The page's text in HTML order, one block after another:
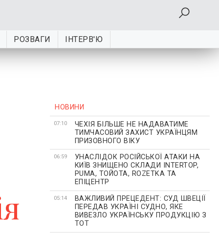
РОЗВАГИ ІНТЕРВ'Ю
НОВИНИ
07:10
ЧЕХІЯ БІЛЬШЕ НЕ НАДАВАТИМЕ
ТИМЧАСОВИЙ ЗАХИСТ УКРАЇНЦЯМ
ПРИЗОВНОГО ВІКУ
06:59
УНАСЛІДОК РОСІЙСЬКОЇ АТАКИ НА
КИЇВ ЗНИЩЕНО СКЛАДИ INTERTOP,
PUMA, ТОЙОТА, ROZETKA ТА
ЕПІЦЕНТР
05:14
ВАЖЛИВИЙ ПРЕЦЕДЕНТ: СУД ШВЕЦІЇ
ПЕРЕДАВ УКРАЇНІ СУДНО, ЯКЕ
ВИВЕЗЛО УКРАЇНСЬКУ ПРОДУКЦІЮ З
ТОТ